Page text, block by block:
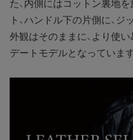
た、内側にはコットン裏地
ト、ハンドル下の片側に、
外観はそのままに、より使
デートモデルとなっています